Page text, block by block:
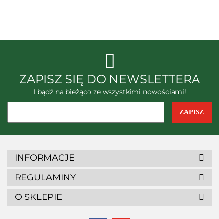
ABC-N System, Polska
BenQ Materials Corporation,
ZAPISZ SIĘ DO NEWSLETTERA
I bądź na bieżąco ze wszystkimi nowościami!
INFORMACJE
REGULAMINY
O SKLEPIE